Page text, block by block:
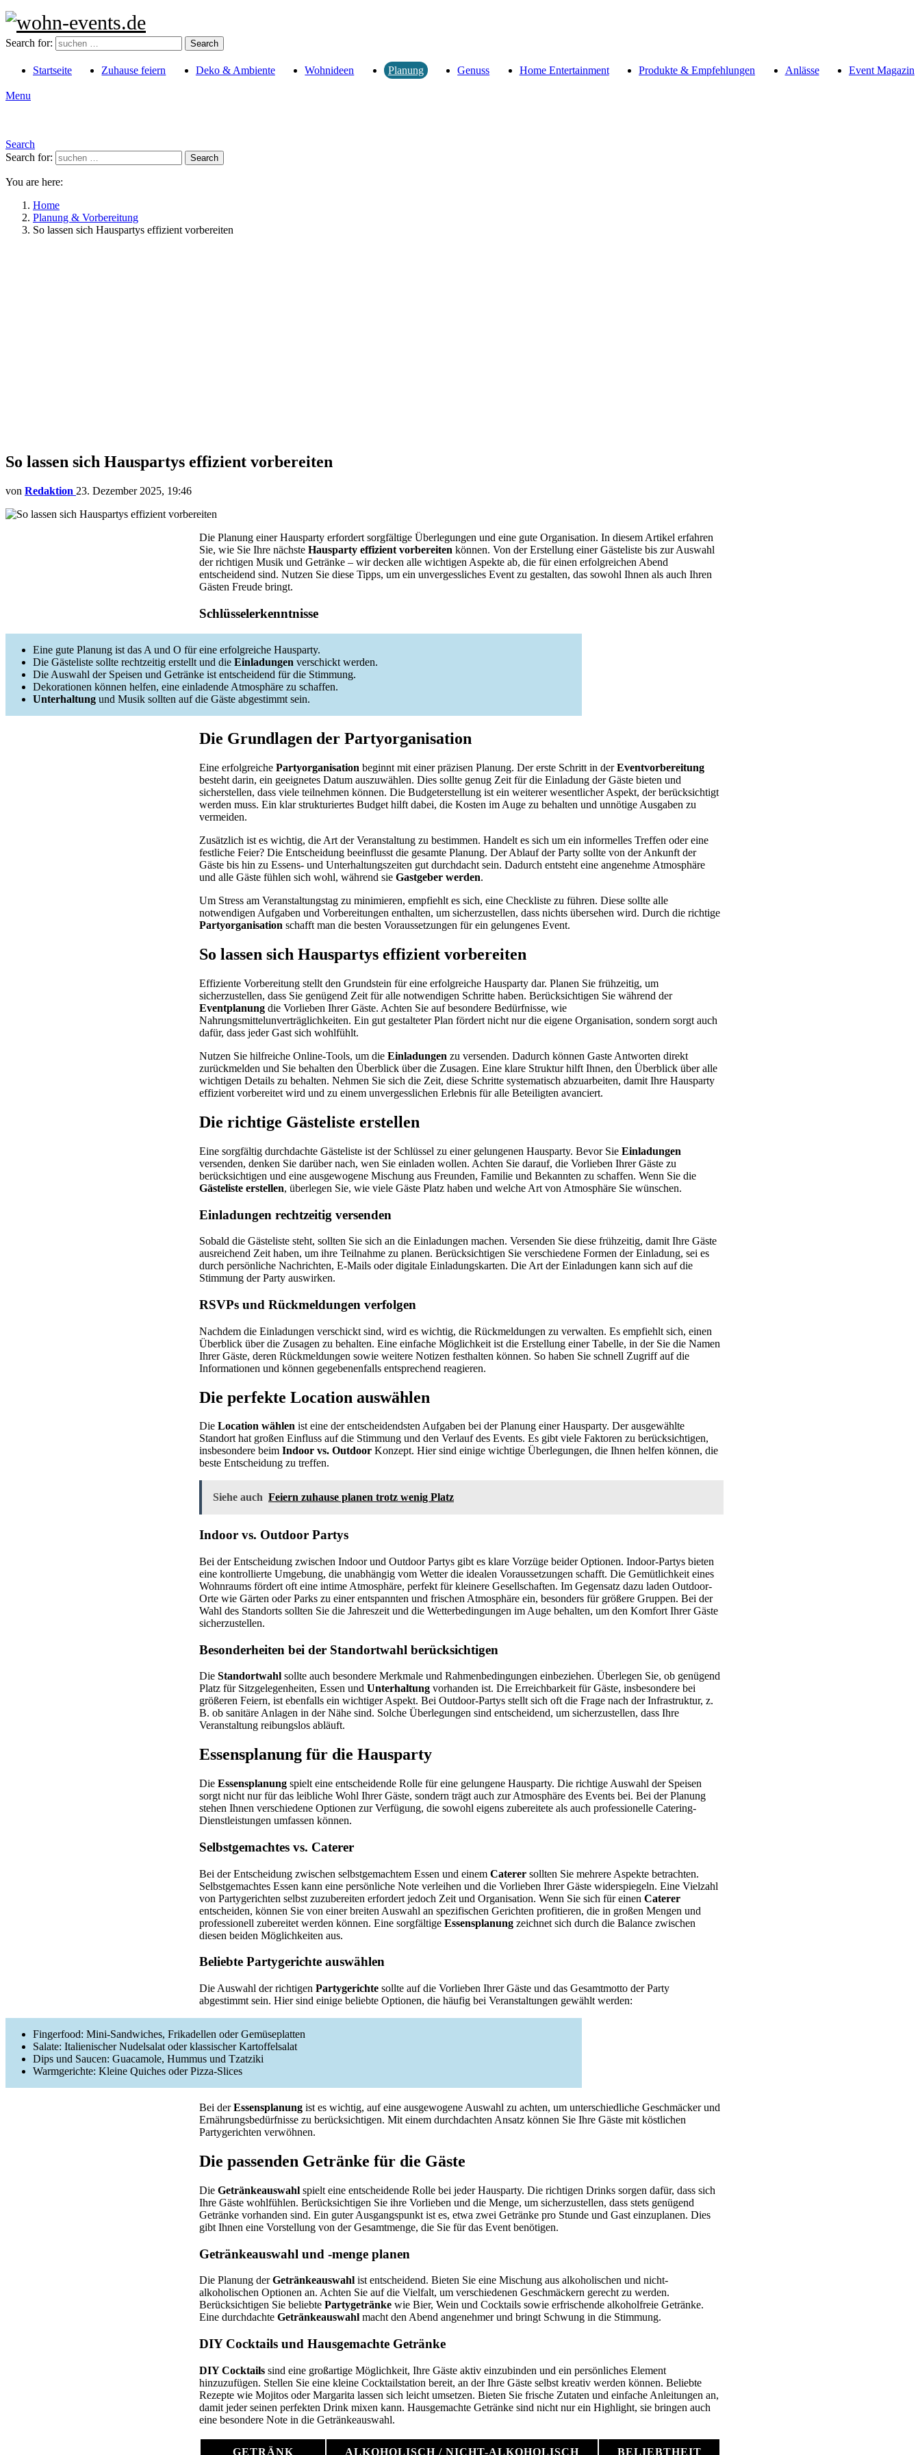
Search for: Search
Startseite Zuhause feiern Deko & Ambiente Wohnideen Planung Genuss Home Entertainment Produkte & Empfehlungen Anlässe Event Magazin
Menu
Search
Search for:
Search
You are here:
Home
Planung & Vorbereitung
So lassen sich Hauspartys effizient vorbereiten
So lassen sich Hauspartys effizient vorbereiten
von Redaktion 23. Dezember 2025, 19:46
Die Planung einer Hausparty erfordert sorgfältige Überlegungen und eine gute Organisation. In diesem Artikel erfahren
Sie, wie Sie Ihre nächste Hausparty effizient vorbereiten können. Von der Erstellung einer Gästeliste bis zur Auswahl
der richtigen Musik und Getränke – wir decken alle wichtigen Aspekte ab, die für einen erfolgreichen Abend
entscheidend sind. Nutzen Sie diese Tipps, um ein unvergessliches Event zu gestalten, das sowohl Ihnen als auch Ihren
Gästen Freude bringt.
Schlüsselerkenntnisse
Eine gute Planung ist das A und O für eine erfolgreiche Hausparty.
Die Gästeliste sollte rechtzeitig erstellt und die Einladungen verschickt werden.
Die Auswahl der Speisen und Getränke ist entscheidend für die Stimmung.
Dekorationen können helfen, eine einladende Atmosphäre zu schaffen.
Unterhaltung und Musik sollten auf die Gäste abgestimmt sein.
Die Grundlagen der Partyorganisation
Eine erfolgreiche Partyorganisation beginnt mit einer präzisen Planung. Der erste Schritt in derEventvorbereitung
besteht darin, ein geeignetes Datum auszuwählen. Dies sollte genug Zeit für die Einladung der Gäste bieten und
sicherstellen, dass viele teilnehmen können. Die Budgeterstellung ist ein weiterer wesentlicher Aspekt, der berücksichtigt
werden muss. Ein klar strukturiertes Budget hilft dabei, die Kosten im Auge zu behalten und unnötige Ausgaben zu
vermeiden.
Zusätzlich ist es wichtig, die Art der Veranstaltung zu bestimmen. Handelt es sich um ein informelles Treffen oder eine
festliche Feier? Die Entscheidung beeinflusst die gesamte Planung. Der Ablauf der Party sollte von der Ankunft der
Gäste bis hin zu Essens- und Unterhaltungszeiten gut durchdacht sein. Dadurch entsteht eine angenehme Atmosphäre
und alle Gäste fühlen sich wohl, während sie Gastgeber werden.
Um Stress am Veranstaltungstag zu minimieren, empfiehlt es sich, eine Checkliste zu führen. Diese sollte alle
notwendigen Aufgaben und Vorbereitungen enthalten, um sicherzustellen, dass nichts übersehen wird. Durch die richtige
Partyorganisation schafft man die besten Voraussetzungen für ein gelungenes Event.
So lassen sich Hauspartys effizient vorbereiten
Effiziente Vorbereitung stellt den Grundstein für eine erfolgreiche Hausparty dar. Planen Sie frühzeitig, um
sicherzustellen, dass Sie genügend Zeit für alle notwendigen Schritte haben. Berücksichtigen Sie während der
Eventplanung die Vorlieben Ihrer Gäste. Achten Sie auf besondere Bedürfnisse, wie
Nahrungsmittelunverträglichkeiten. Ein gut gestalteter Plan fördert nicht nur die eigene Organisation, sondern sorgt auch
dafür, dass jeder Gast sich wohlfühlt.
Nutzen Sie hilfreiche Online-Tools, um die Einladungen zu versenden. Dadurch können Gaste Antworten direkt
zurückmelden und Sie behalten den Überblick über die Zusagen. Eine klare Struktur hilft Ihnen, den Überblick über alle
wichtigen Details zu behalten. Nehmen Sie sich die Zeit, diese Schritte systematisch abzuarbeiten, damit Ihre Hausparty
effizient vorbereitet wird und zu einem unvergesslichen Erlebnis für alle Beteiligten avanciert.
Die richtige Gästeliste erstellen
Eine sorgfältig durchdachte Gästeliste ist der Schlüssel zu einer gelungenen Hausparty. Bevor Sie Einladungen
versenden, denken Sie darüber nach, wen Sie einladen wollen. Achten Sie darauf, die Vorlieben Ihrer Gäste zu
berücksichtigen und eine ausgewogene Mischung aus Freunden, Familie und Bekannten zu schaffen. Wenn Sie die
Gästeliste erstellen, überlegen Sie, wie viele Gäste Platz haben und welche Art von Atmosphäre Sie wünschen.
Einladungen rechtzeitig versenden
Sobald die Gästeliste steht, sollten Sie sich an die Einladungen machen. Versenden Sie diese frühzeitig, damit Ihre Gäste
ausreichend Zeit haben, um ihre Teilnahme zu planen. Berücksichtigen Sie verschiedene Formen der Einladung, sei es
durch persönliche Nachrichten, E-Mails oder digitale Einladungskarten. Die Art der Einladungen kann sich auf die
Stimmung der Party auswirken.
RSVPs und Rückmeldungen verfolgen
Nachdem die Einladungen verschickt sind, wird es wichtig, die Rückmeldungen zu verwalten. Es empfiehlt sich, einen
Überblick über die Zusagen zu behalten. Eine einfache Möglichkeit ist die Erstellung einer Tabelle, in der Sie die Namen
Ihrer Gäste, deren Rückmeldungen sowie weitere Notizen festhalten können. So haben Sie schnell Zugriff auf die
Informationen und können gegebenenfalls entsprechend reagieren.
Die perfekte Location auswählen
Die Location wählen ist eine der entscheidendsten Aufgaben bei der Planung einer Hausparty. Der ausgewählte
Standort hat großen Einfluss auf die Stimmung und den Verlauf des Events. Es gibt viele Faktoren zu berücksichtigen,
insbesondere beim Indoor vs. Outdoor Konzept. Hier sind einige wichtige Überlegungen, die Ihnen helfen können, die
beste Entscheidung zu treffen.
Siehe auch Feiern zuhause planen trotz wenig Platz
Indoor vs. Outdoor Partys
Bei der Entscheidung zwischen Indoor und Outdoor Partys gibt es klare Vorzüge beider Optionen. Indoor-Partys bieten
eine kontrollierte Umgebung, die unabhängig vom Wetter die idealen Voraussetzungen schafft. Die Gemütlichkeit eines
Wohnraums fördert oft eine intime Atmosphäre, perfekt für kleinere Gesellschaften. Im Gegensatz dazu laden Outdoor-
Orte wie Gärten oder Parks zu einer entspannten und frischen Atmosphäre ein, besonders für größere Gruppen. Bei der
Wahl des Standorts sollten Sie die Jahreszeit und die Wetterbedingungen im Auge behalten, um den Komfort Ihrer Gäste
sicherzustellen.
Besonderheiten bei der Standortwahl berücksichtigen
Die Standortwahl sollte auch besondere Merkmale und Rahmenbedingungen einbeziehen. Überlegen Sie, ob genügend
Platz für Sitzgelegenheiten, Essen und Unterhaltung vorhanden ist. Die Erreichbarkeit für Gäste, insbesondere bei
größeren Feiern, ist ebenfalls ein wichtiger Aspekt. Bei Outdoor-Partys stellt sich oft die Frage nach der Infrastruktur, z.
B. ob sanitäre Anlagen in der Nähe sind. Solche Überlegungen sind entscheidend, um sicherzustellen, dass Ihre
Veranstaltung reibungslos abläuft.
Essensplanung für die Hausparty
Die Essensplanung spielt eine entscheidende Rolle für eine gelungene Hausparty. Die richtige Auswahl der Speisen
sorgt nicht nur für das leibliche Wohl Ihrer Gäste, sondern trägt auch zur Atmosphäre des Events bei. Bei der Planung
stehen Ihnen verschiedene Optionen zur Verfügung, die sowohl eigens zubereitete als auch professionelle Catering-
Dienstleistungen umfassen können.
Selbstgemachtes vs. Caterer
Bei der Entscheidung zwischen selbstgemachtem Essen und einem Caterer sollten Sie mehrere Aspekte betrachten.
Selbstgemachtes Essen kann eine persönliche Note verleihen und die Vorlieben Ihrer Gäste widerspiegeln. Eine Vielzahl
von Partygerichten selbst zuzubereiten erfordert jedoch Zeit und Organisation. Wenn Sie sich für einen Caterer
entscheiden, können Sie von einer breiten Auswahl an spezifischen Gerichten profitieren, die in großen Mengen und
professionell zubereitet werden können. Eine sorgfältige Essensplanung zeichnet sich durch die Balance zwischen
diesen beiden Möglichkeiten aus.
Beliebte Partygerichte auswählen
Die Auswahl der richtigen Partygerichte sollte auf die Vorlieben Ihrer Gäste und das Gesamtmotto der Party
abgestimmt sein. Hier sind einige beliebte Optionen, die häufig bei Veranstaltungen gewählt werden:
Fingerfood: Mini-Sandwiches, Frikadellen oder Gemüseplatten
Salate: Italienischer Nudelsalat oder klassischer Kartoffelsalat
Dips und Saucen: Guacamole, Hummus und Tzatziki
Warmgerichte: Kleine Quiches oder Pizza-Slices
Bei derEssensplanung ist es wichtig, auf eine ausgewogene Auswahl zu achten, um unterschiedliche Geschmäcker und
Ernährungsbedürfnisse zu berücksichtigen. Mit einem durchdachten Ansatz können Sie Ihre Gäste mit köstlichen
Partygerichten verwöhnen.
Die passenden Getränke für die Gäste
Die Getränkeauswahl spielt eine entscheidende Rolle bei jeder Hausparty. Die richtigen Drinks sorgen dafür, dass sich
Ihre Gäste wohlfühlen. Berücksichtigen Sie ihre Vorlieben und die Menge, um sicherzustellen, dass stets genügend
Getränke vorhanden sind. Ein guter Ausgangspunkt ist es, etwa zwei Getränke pro Stunde und Gast einzuplanen. Dies
gibt Ihnen eine Vorstellung von der Gesamtmenge, die Sie für das Event benötigen.
Getränkeauswahl und -menge planen
Die Planung derGetränkeauswahl ist entscheidend. Bieten Sie eine Mischung aus alkoholischen und nicht-
alkoholischen Optionen an. Achten Sie auf die Vielfalt, um verschiedenen Geschmäckern gerecht zu werden.
Berücksichtigen Sie beliebte Partygetränke wie Bier, Wein und Cocktails sowie erfrischende alkoholfreie Getränke.
Eine durchdachte Getränkeauswahl macht den Abend angenehmer und bringt Schwung in die Stimmung.
DIY Cocktails und Hausgemachte Getränke
DIY Cocktails sind eine großartige Möglichkeit, Ihre Gäste aktiv einzubinden und ein persönliches Element
hinzuzufügen. Stellen Sie eine kleine Cocktailstation bereit, an der Ihre Gäste selbst kreativ werden können. Beliebte
Rezepte wie Mojitos oder Margarita lassen sich leicht umsetzen. Bieten Sie frische Zutaten und einfache Anleitungen an,
damit jeder seinen perfekten Drink mixen kann. Hausgemachte Getränke sind nicht nur ein Highlight, sie bringen auch
eine besondere Note in die Getränkeauswahl.
GETRÄNK ALKOHOLISCH / NICHT-ALKOHOLISCH BELIEBTHEIT